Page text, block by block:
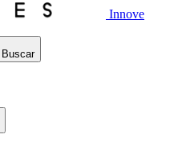
Innove
Buscar